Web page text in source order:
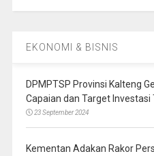
EKONOMI & BISNIS
DPMPTSP Provinsi Kalteng
Capaian dan Target Investasi
23 September 2024
Kementan Adakan Rakor